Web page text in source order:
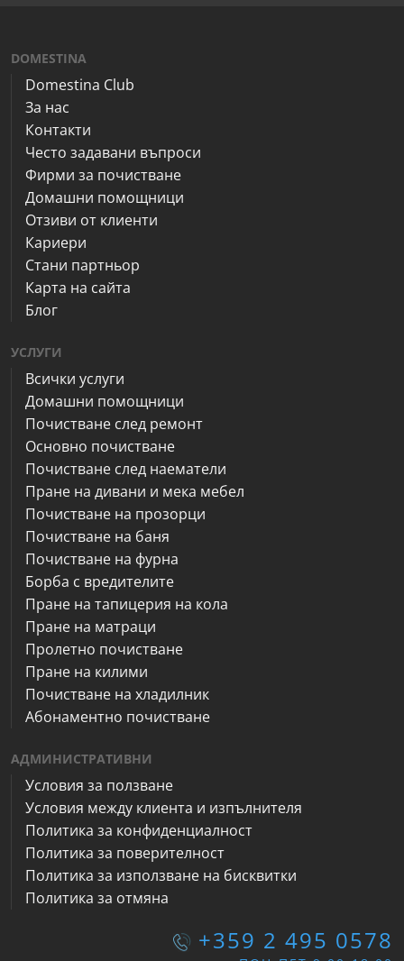
DOMESTINA
Domestina Club
За нас
Контакти
Често задавани въпроси
Фирми за почистване
Домашни помощници
Отзиви от клиенти
Кариери
Стани партньор
Карта на сайта
Блог
УСЛУГИ
Всички услуги
Домашни помощници
Почистване след ремонт
Основно почистване
Почистване след наематели
Пране на дивани и мека мебел
Почистване на прозорци
Почистване на баня
Почистване на фурна
Борба с вредителите
Пране на тапицерия на кола
Пране на матраци
Пролетно почистване
Пране на килими
Почистване на хладилник
Абонаментно почистване
АДМИНИСТРАТИВНИ
Условия за ползване
Условия между клиента и изпълнителя
Политика за конфиденциалност
Политика за поверителност
Политика за използване на бисквитки
Политика за отмяна
+359 2 495 0578